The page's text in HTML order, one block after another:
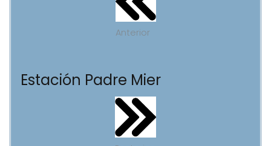
Anterior
Estación Padre Mier